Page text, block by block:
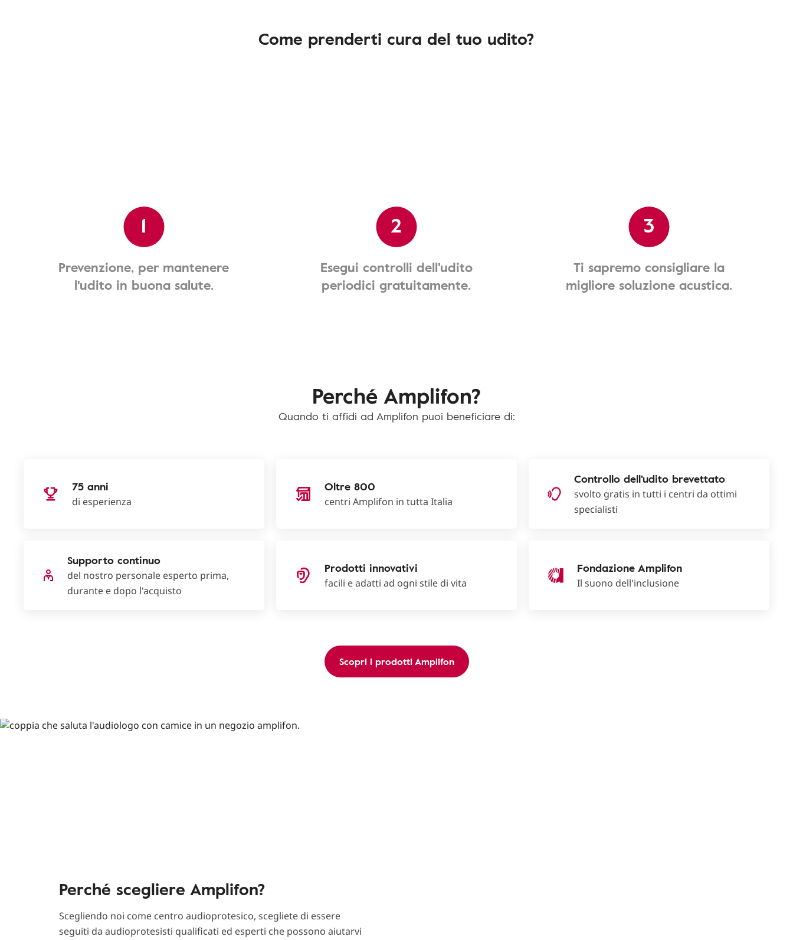
Come prenderti cura del tuo udito?
1
Prevenzione, per mantenere
l'udito in buona salute.
2
Esegui controlli dell'udito
periodici gratuitamente.
3
Ti sapremo consigliare la
migliore soluzione acustica.
Perché Amplifon?
Quando ti affidi ad Amplifon puoi beneficiare di:
75 anni
di esperienza
Oltre 800
centri Amplifon in tutta Italia
Controllo dell'udito brevettato
svolto gratis in tutti i centri da ottimi
specialisti
Supporto continuo
del nostro personale esperto prima,
durante e dopo l'acquisto
Prodotti innovativi
facili e adatti ad ogni stile di vita
Fondazione Amplifon
Il suono dell'inclusione
Scopri i prodotti Amplifon
Perché scegliere Amplifon?
Scegliendo noi come centro audioprotesico, scegliete di essere
seguiti da audioprotesisti qualificati ed esperti che possono aiutarvi